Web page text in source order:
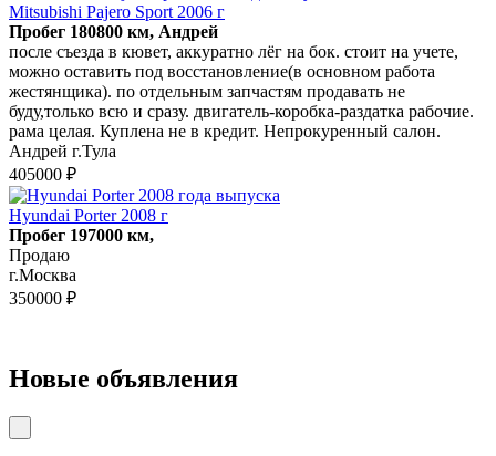
Mitsubishi Pajero Sport 2006 г
Пробег 180800 км, Андрей
после съезда в кювет, аккуратно лёг на бок. стоит на учете,
можно оставить под восстановление(в основном работа
жестянщика). по отдельным запчастям продавать не
буду,только всю и сразу. двигатель-коробка-раздатка рабочие.
рама целая. Куплена не в кредит. Непрокуренный салон.
Андрей г.Тула
405000 ₽
Hyundai Porter 2008 г
Пробег 197000 км,
Продаю
г.Москва
350000 ₽
Новые объявления